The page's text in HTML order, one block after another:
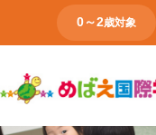
0～2歳対象